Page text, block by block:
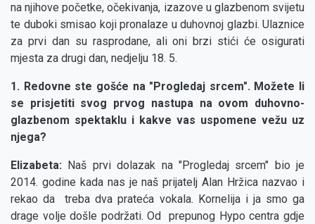
na njihove početke, očekivanja, izazove u glazbenom svijetu
te duboki smisao koji pronalaze u duhovnoj glazbi. Ulaznice
za prvi dan su rasprodane, ali oni brzi stići će osigurati
mjesta za drugi dan, nedjelju 18. 5.
1. Redovne ste gošće na "Progledaj srcem". Možete li
se prisjetiti svog prvog nastupa na ovom duhovno-
glazbenom spektaklu i kakve vas uspomene vežu uz
njega?
Elizabeta:
Naš prvi dolazak na "Progledaj srcem" bio je
2014. godine kada nas je naš prijatelj Alan Hržica nazvao i
rekao da treba dva prateća vokala. Kornelija i ja smo ga
drage volje došle podržati. Od prepunog Hypo centra gdje